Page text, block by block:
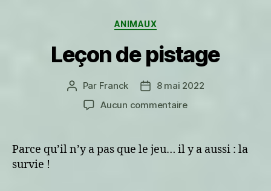
Catégories
ANIMAUX
Leçon de pistage
Auteur
l’article
Par Franck
Date8 mai 2022
Aucun commentairesur
pistage
Parce qu’il n’y a pas que le jeu… il y a aussi : la
survie !